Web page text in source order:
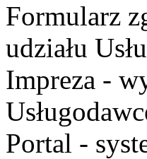
Formularz
udziału
Impreza -
Portal -